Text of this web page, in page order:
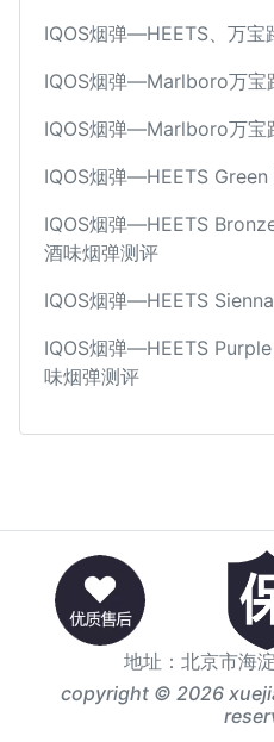
IQOS烟弹—HEETS、万
IQOS烟弹—Marlboro万宝
IQOS烟弹—Marlboro万宝
IQOS烟弹—HEETS
IQOS烟弹—HEETS
酒味烟弹测评
IQOS烟弹—HEETS
IQOS烟弹—HEETS
味烟弹测评
地址：北京市海
copyright © 2026